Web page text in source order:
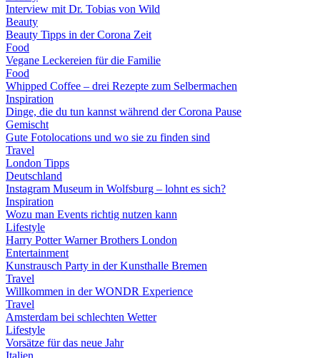
Interview mit Dr. Tobias von Wild
Beauty
Beauty Tipps in der Corona Zeit
Food
Vegane Leckereien für die Familie
Food
Whipped Coffee – drei Rezepte zum Selbermachen
Inspiration
Dinge, die du tun kannst während der Corona Pause
Gemischt
Gute Fotolocations und wo sie zu finden sind
Travel
London Tipps
Deutschland
Instagram Museum in Wolfsburg – lohnt es sich?
Inspiration
Wozu man Events richtig nutzen kann
Lifestyle
Harry Potter Warner Brothers London
Entertainment
Kunstrausch Party in der Kunsthalle Bremen
Travel
Willkommen in der WONDR Experience
Travel
Amsterdam bei schlechten Wetter
Lifestyle
Vorsätze für das neue Jahr
Italien